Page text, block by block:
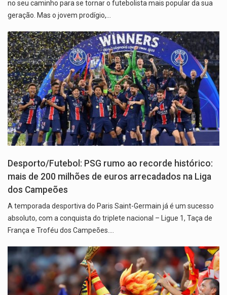
no seu caminho para se tornar o futebolista mais popular da sua
geração. Mas o jovem prodígio,…
Desporto/Futebol: PSG rumo ao recorde histórico:
mais de 200 milhões de euros arrecadados na Liga
dos Campeões
A temporada desportiva do Paris Saint-Germain já é um sucesso
absoluto, com a conquista do triplete nacional – Ligue 1, Taça de
França e Troféu dos Campeões.…